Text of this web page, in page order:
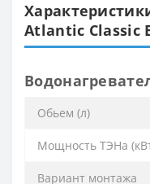
Atlantic Classic
Обьем (л)
Мощность ТЭНа
Вариант монтажа